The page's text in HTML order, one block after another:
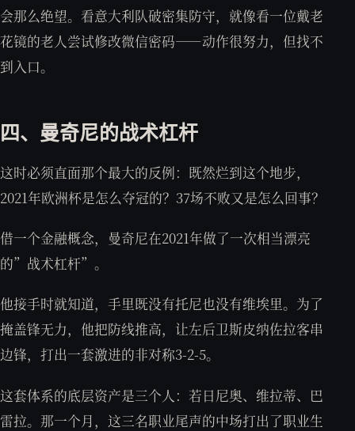
会那么绝望。看意大利队破密集防守，就像看一位戴老
花镜的老人尝试修改微信密码——动作很努力，但找不
到入口。
四、曼奇尼的战术杠杆
这时必须直面那个最大的反例：既然烂到这个地步，
2021年欧洲杯是怎么夺冠的？37场不败又是怎么回事？
借一个金融概念，曼奇尼在2021年做了一次相当漂亮
的”战术杠杆”。
他接手时就知道，手里既没有托尼也没有维埃里。为了
掩盖锋无力，他把防线推高，让左后卫斯皮纳佐拉客串
边锋，打出一套激进的非对称3-2-5。
这套体系的底层资产是三个人：若日尼奥、维拉蒂、巴
雷拉。那一个月，这三名职业尾声的中场打出了职业生